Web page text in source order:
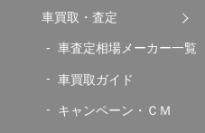
車買取・査定
車査定相場メーカー一覧
車買取ガイド
キャンペーン・ＣＭ